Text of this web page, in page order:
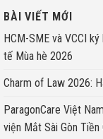
BÀI VIẾT MỚI
HCM-SME và VCCI
tế Mùa hè 2026
Charm of Law 2026:
ParagonCare Việt
viện Mắt Sài Gòn Tiền